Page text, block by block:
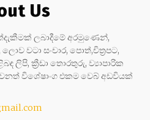
Us
ලබාදීමේ අරමුණෙන්,
වටා සංචාර, පොත්,චිත්‍රපට,
ලිපි, ක්‍රීඩා තොරතුරු, ව්‍යාපාරික
විශේෂාංග එකම වෙබ් අඩවියක්